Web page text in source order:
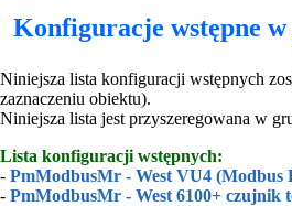
Konfiguracje wstępne
Niniejsza lista konfiguracji wstępnych
zaznaczeniu obiektu).
Niniejsza lista jest przyszeregowana w
Lista konfiguracji wstępnych:
- PmModbusMr - West VU4 (Modbus
- PmModbusMr - West 6100+ czujnik